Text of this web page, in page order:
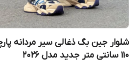
شلوار جین بگ ذغالی سیر مردانه
۱۱۰ سانتی متر جدید مدل 2026